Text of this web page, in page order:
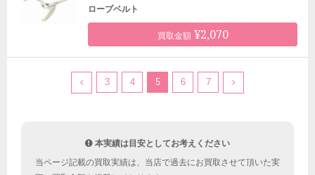
ロープベルト
買取金額¥2,070
3 4 5 6 7
本実績は目安としてお考えください
当ページ記載の買取実績は、当店で過去にお買取させて頂いた実